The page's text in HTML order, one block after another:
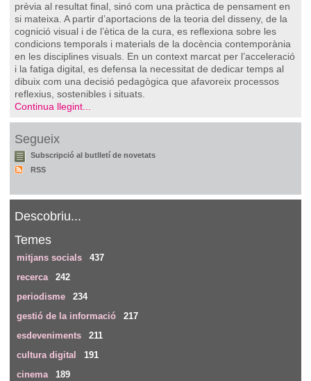
prèvia al resultat final, sinó com una pràctica de pensament en
si mateixa. A partir d’aportacions de la teoria del disseny, de la
cognició visual i de l’ètica de la cura, es reflexiona sobre les
condicions temporals i materials de la docència contemporània
en les disciplines visuals. En un context marcat per l’acceleració
i la fatiga digital, es defensa la necessitat de dedicar temps al
dibuix com una decisió pedagògica que afavoreix processos
reflexius, sostenibles i situats.
Continua llegint...
Segueix
Subscripció al butlletí de novetats
RSS
Descobriu...
Temes
mitjans socials
437
recerca
242
periodisme
234
gestió de la informació
217
esdeveniments
211
cultura digital
191
cinema
189